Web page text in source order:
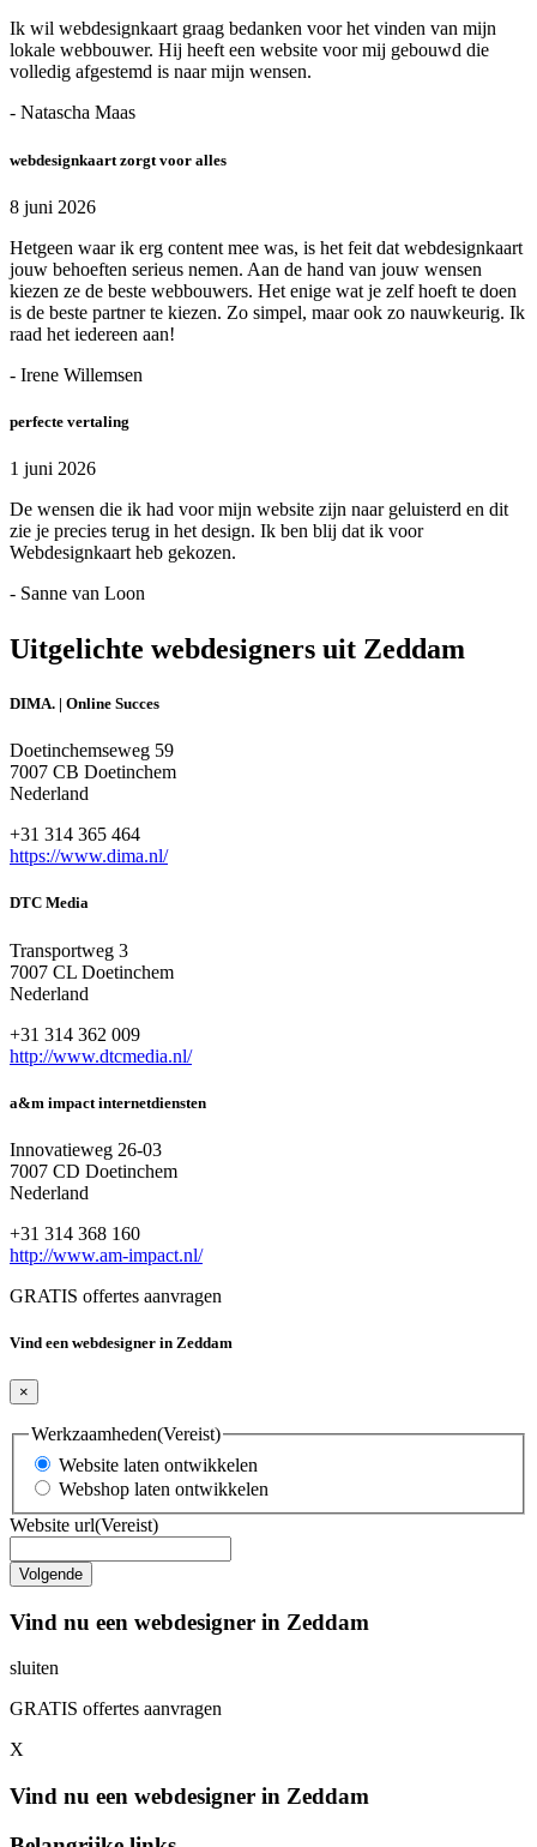
Ik wil webdesignkaart graag bedanken voor het vinden van mijn
lokale webbouwer. Hij heeft een website voor mij gebouwd die
volledig afgestemd is naar mijn wensen.
- Natascha Maas
webdesignkaart zorgt voor alles
8 juni 2026
Hetgeen waar ik erg content mee was, is het feit dat webdesignkaart
jouw behoeften serieus nemen. Aan de hand van jouw wensen
kiezen ze de beste webbouwers. Het enige wat je zelf hoeft te doen
is de beste partner te kiezen. Zo simpel, maar ook zo nauwkeurig. Ik
raad het iedereen aan!
- Irene Willemsen
perfecte vertaling
1 juni 2026
De wensen die ik had voor mijn website zijn naar geluisterd en dit
zie je precies terug in het design. Ik ben blij dat ik voor
Webdesignkaart heb gekozen.
- Sanne van Loon
Uitgelichte webdesigners uit Zeddam
DIMA. | Online Succes
Doetinchemseweg 59
7007 CB Doetinchem
Nederland
+31 314 365 464
https://www.dima.nl/
DTC Media
Transportweg 3
7007 CL Doetinchem
Nederland
+31 314 362 009
http://www.dtcmedia.nl/
a&m impact internetdiensten
Innovatieweg 26-03
7007 CD Doetinchem
Nederland
+31 314 368 160
http://www.am-impact.nl/
GRATIS offertes aanvragen
Vind een webdesigner in Zeddam
×
Werkzaamheden(Vereist)
Website laten ontwikkelen
Webshop laten ontwikkelen
Website url(Vereist)
Vind nu een webdesigner in Zeddam
sluiten
GRATIS offertes aanvragen
X
Vind nu een webdesigner in Zeddam